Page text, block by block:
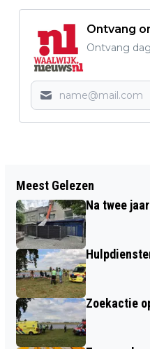
Ontvang
Ontvang
VROUW
ONGELUK OP
Meest Gelezen
Na twee
Zoekactie